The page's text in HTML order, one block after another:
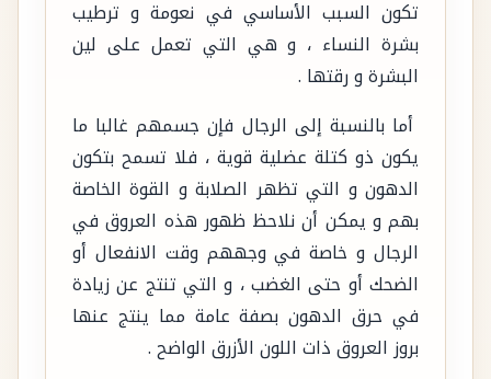
تكون السبب الأساسي في نعومة و ترطيب
بشرة النساء ، و هي التي تعمل على لين
البشرة و رقتها .
أما بالنسبة إلى الرجال فإن جسمهم غالبا ما
يكون ذو كتلة عضلية قوية ، فلا تسمح بتكون
الدهون و التي تظهر الصلابة و القوة الخاصة
بهم و يمكن أن نلاحظ ظهور هذه العروق في
الرجال و خاصة في وجههم وقت الانفعال أو
الضحك أو حتى الغضب ، و التي تنتج عن زيادة
في حرق الدهون بصفة عامة مما ينتج عنها
بروز العروق ذات اللون الأزرق الواضح .